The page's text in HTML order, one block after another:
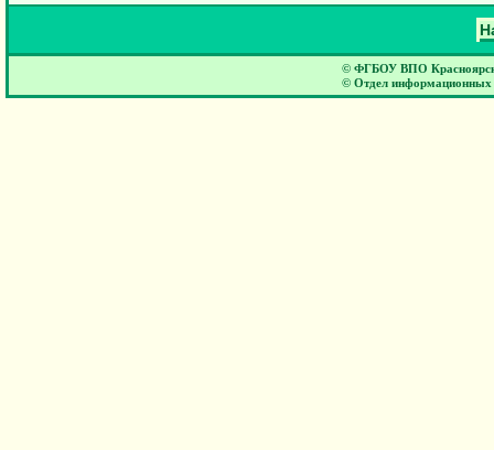
© ФГБОУ ВПО
© Отдел информационных